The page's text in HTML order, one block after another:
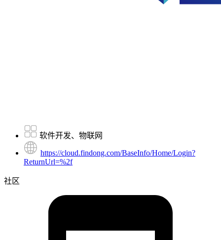
软件开发、物联网
https://cloud.findong.com/BaseInfo/Home/Login?
ReturnUrl=%2f
社区